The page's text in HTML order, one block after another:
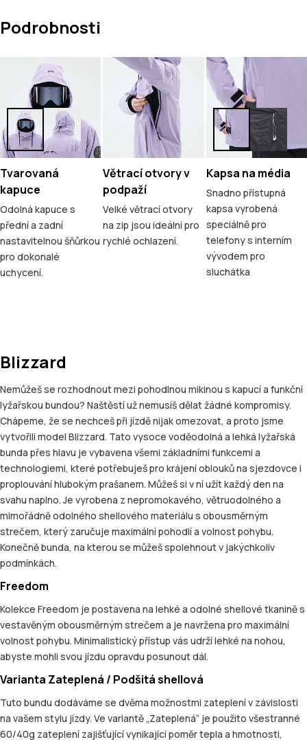
Podrobnosti
Tvarovaná
kapuce
Odolná kapuce s
přední a zadní
nastavitelnou šňůrkou
pro dokonalé
uchycení.
Větrací otvory v
podpaží
Velké větrací otvory
na zip jsou ideální pro
rychlé ochlazení.
Kapsa na média
Snadno přístupná
kapsa vyrobená
speciálně pro
telefony s interním
vývodem pro
sluchátka
Blizzard
Nemůžeš se rozhodnout mezi pohodlnou mikinou s kapucí a funkční
lyžařskou bundou? Naštěstí už nemusíš dělat žádné kompromisy.
Chápeme, že se nechceš při jízdě nijak omezovat, a proto jsme
vytvořili model Blizzard. Tato vysoce voděodolná a lehká lyžařská
bunda přes hlavu je vybavena všemi základními funkcemi a
technologiemi, které potřebuješ pro krájení oblouků na sjezdovce i
proplouvání hlubokým prašanem. Můžeš si v ní užít každý den na
svahu naplno. Je vyrobena z nepromokavého, větruodolného a
mimořádně odolného shellového materiálu s obousměrným
strečem, který zaručuje maximální pohodlí a volnost pohybu.
Konečně bunda, na kterou se můžeš spolehnout v jakýchkoliv
podmínkách.
Freedom
Kolekce Freedom je postavena na lehké a odolné shellové tkanině s
vestavěným obousměrným strečem a je navržena pro maximální
volnost pohybu. Minimalistický přístup vás udrží lehké na nohou,
abyste mohli svou jízdu opravdu posunout dál.
Varianta Zateplená / Podšitá shellová
Tuto bundu dodáváme se dvěma možnostmi zateplení v závislosti
na vašem stylu jízdy. Ve variantě „Zateplená“ je použito všestranné
60/40g zateplení zajišťující vynikající poměr tepla a hmotnosti,